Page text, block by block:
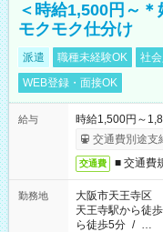
＜時給1,500円～
モクモク仕分け
派遣 職種未経験OK 社
WEB登録・面接OK
給与
時給1,500円～
交通費別途支
交通費 ■ 交通費
勤務地
大阪市天王寺区
天王寺駅から徒
ら徒歩5分 / …